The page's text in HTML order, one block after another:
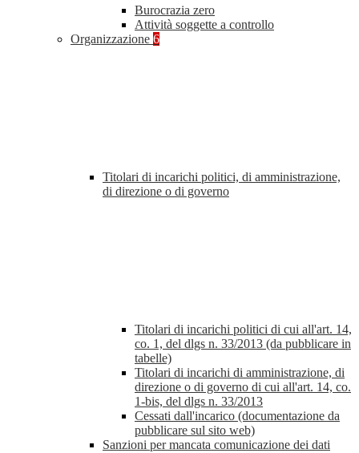
Burocrazia zero
Attività soggette a controllo
Organizzazione 6
Titolari di incarichi politici, di amministrazione,
di direzione o di governo
Titolari di incarichi politici di cui all'art. 14,
co. 1, del dlgs n. 33/2013 (da pubblicare in
tabelle)
Titolari di incarichi di amministrazione, di
direzione o di governo di cui all'art. 14, co.
1-bis, del dlgs n. 33/2013
Cessati dall'incarico (documentazione da
pubblicare sul sito web)
Sanzioni per mancata comunicazione dei dati